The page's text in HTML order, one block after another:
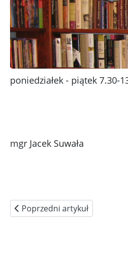
poniedziałek - piątek 7.30-
mgr Jacek Suwała
Poprzedni artykuł: ZFŚS
Poprzedni artykuł